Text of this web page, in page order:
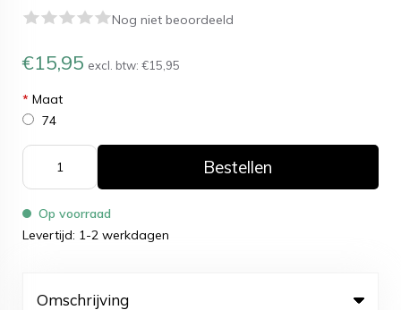
Nog niet beoordeeld
€15,95 excl. btw: €15,95
* Maat
74
Bestellen
Op voorraad
Levertijd: 1-2 werkdagen
Omschrijving